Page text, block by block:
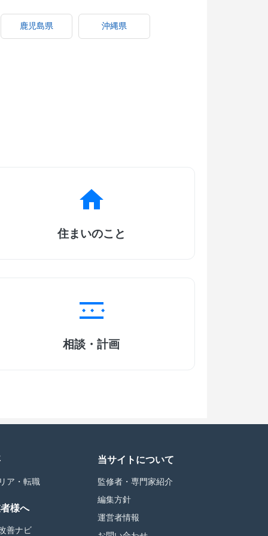
鹿児島県 沖縄県
住まいのこと
相談・計画
ア・転職
様へ
善ナビ
当サイトについて
監修者・専門家紹介
編集方針
運営者情報